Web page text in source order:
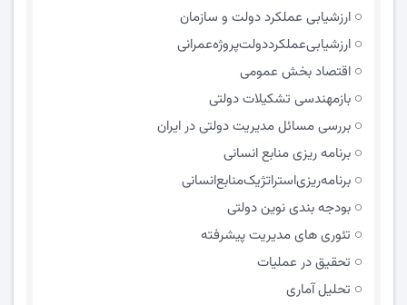
ارزشیابی عملکرد دولت و سازمان
ارزشیابی‌عملکرد‌دولت‌پروژه‌عمرانی
اقتصاد بخش عمومی
بازمهندسی تشکیلات دولتی
بررسی مسائل مدیریت دولتی در ایران
برنامه ریزی منابع انسانی
برنامه‌ریزی‌استراتژیک‌منابع‌انسانی
بودجه بندی نوین دولتی
تئوری های مدیریت پیشرفته
تحقیق در عملیات
تحلیل آماری